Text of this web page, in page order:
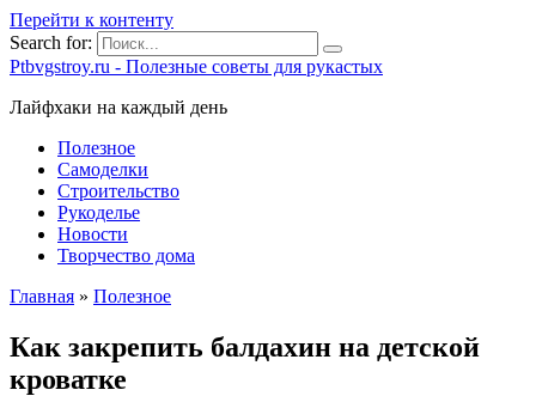
Перейти к контенту
Search for:
Ptbvgstroy.ru - Полезные советы для рукастых
Лайфхаки на каждый день
Полезное
Самоделки
Строительство
Рукоделье
Новости
Творчество дома
Главная » Полезное
Как закрепить балдахин на детской
кроватке